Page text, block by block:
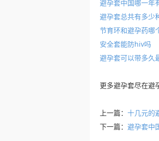
避孕套中国哪一年
避孕套总共有多少
节育环和避孕药哪
安全套能防hiv吗
避孕套可以带多久
更多避孕套尽在避
上一篇： 十几元的
下一篇： 避孕套中